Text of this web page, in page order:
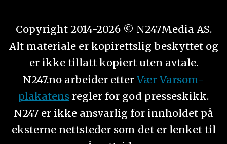
Copyright 2014-2026 © N247Media AS.
Alt materiale er kopirettslig beskyttet og
er ikke tillatt kopiert uten avtale.
N247.no arbeider etter Vær Varsom-
plakatens regler for god presseskikk.
N247 er ikke ansvarlig for innholdet på
eksterne nettsteder som det er lenket til